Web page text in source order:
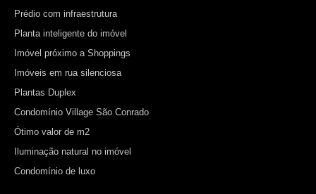
Prédio com infraestrutura
Planta inteligente do imóvel
Imóvel próximo a Shoppings
Imóveis em rua silenciosa
Plantas Duplex
Condomínio Village São Conrado
Ótimo valor de m2
Iluminação natural no imóvel
Condomínio de luxo